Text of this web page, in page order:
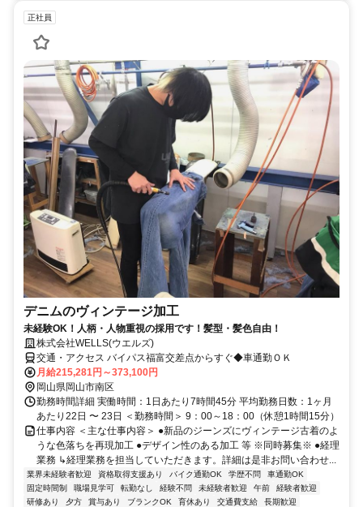
正社員
デニムのヴィンテージ加工
未経験OK！人柄・人物重視の採用です！髪型・髪色自由！
株式会社WELLS(ウエルズ)
交通・アクセス バイパス福富交差点からすぐ◆車通勤ＯＫ
月給215,281円～373,100円
岡山県岡山市南区
勤務時間詳細 実働時間：1日あたり7時間45分 平均勤務日数：1ヶ月
あたり22日 〜 23日 ＜勤務時間＞ 9：00～18：00（休憩1時間15分）
仕事内容 ＜主な仕事内容＞ ●新品のジーンズにヴィンテージ古着のよ
うな色落ちを再現加工 ●デザイン性のある加工 等 ※同時募集※ ●経理
業務 ↳経理業務を担当していただきます。詳細は是非お問い合わせ...
業界未経験者歓迎 資格取得支援あり バイク通勤OK 学歴不問
車通勤OK
固定時間制
職場見学可 転勤なし 経験不問 未経験者歓迎 午前
経験者歓迎
研修あり
夕方 賞与あり ブランクOK 育休あり 交通費支給
長期歓迎